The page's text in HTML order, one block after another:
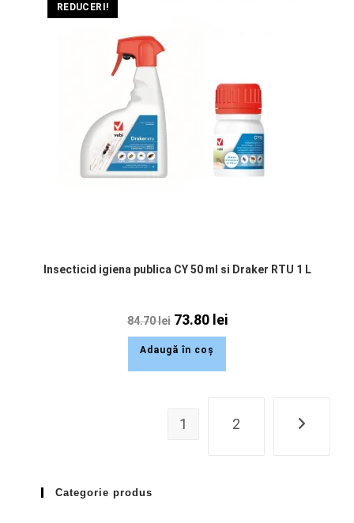
REDUCERI!
Insecticid igiena publica CY 50 ml si Draker RTU 1 L
84.70lei 73.80 lei
Adaugă în coș
1 2
Categorie produs